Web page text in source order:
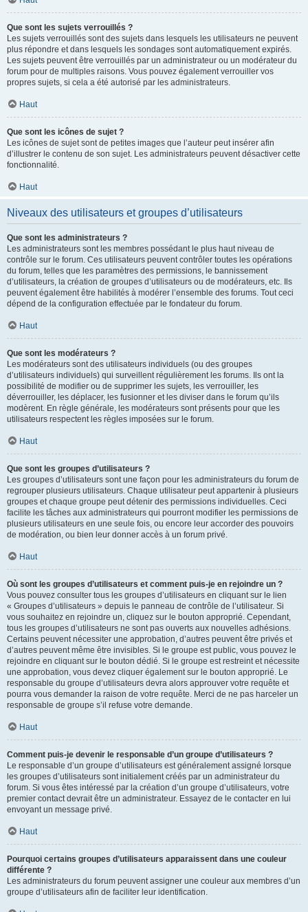
Que sont les sujets verrouillés ?
Les sujets verrouillés sont des sujets dans lesquels les utilisateurs ne peuvent
plus répondre et dans lesquels les sondages sont automatiquement expirés.
Les sujets peuvent être verrouillés par un administrateur ou un modérateur du
forum pour de multiples raisons. Vous pouvez également verrouiller vos
propres sujets, si cela a été autorisé par les administrateurs.
Haut
Que sont les icônes de sujet ?
Les icônes de sujet sont de petites images que l’auteur peut insérer afin
d’illustrer le contenu de son sujet. Les administrateurs peuvent désactiver cette
fonctionnalité.
Haut
Niveaux des utilisateurs et groupes d’utilisateurs
Que sont les administrateurs ?
Les administrateurs sont les membres possédant le plus haut niveau de
contrôle sur le forum. Ces utilisateurs peuvent contrôler toutes les opérations
du forum, telles que les paramètres des permissions, le bannissement
d’utilisateurs, la création de groupes d’utilisateurs ou de modérateurs, etc. Ils
peuvent également être habilités à modérer l’ensemble des forums. Tout ceci
dépend de la configuration effectuée par le fondateur du forum.
Haut
Que sont les modérateurs ?
Les modérateurs sont des utilisateurs individuels (ou des groupes
d’utilisateurs individuels) qui surveillent régulièrement les forums. Ils ont la
possibilité de modifier ou de supprimer les sujets, les verrouiller, les
déverrouiller, les déplacer, les fusionner et les diviser dans le forum qu’ils
modèrent. En règle générale, les modérateurs sont présents pour que les
utilisateurs respectent les règles imposées sur le forum.
Haut
Que sont les groupes d’utilisateurs ?
Les groupes d’utilisateurs sont une façon pour les administrateurs du forum de
regrouper plusieurs utilisateurs. Chaque utilisateur peut appartenir à plusieurs
groupes et chaque groupe peut détenir des permissions individuelles. Ceci
facilite les tâches aux administrateurs qui pourront modifier les permissions de
plusieurs utilisateurs en une seule fois, ou encore leur accorder des pouvoirs
de modération, ou bien leur donner accès à un forum privé.
Haut
Où sont les groupes d’utilisateurs et comment puis-je en rejoindre un ?
Vous pouvez consulter tous les groupes d’utilisateurs en cliquant sur le lien
« Groupes d’utilisateurs » depuis le panneau de contrôle de l’utilisateur. Si
vous souhaitez en rejoindre un, cliquez sur le bouton approprié. Cependant,
tous les groupes d’utilisateurs ne sont pas ouverts aux nouvelles adhésions.
Certains peuvent nécessiter une approbation, d’autres peuvent être privés et
d’autres peuvent même être invisibles. Si le groupe est public, vous pouvez le
rejoindre en cliquant sur le bouton dédié. Si le groupe est restreint et nécessite
une approbation, vous devez cliquer également sur le bouton approprié. Le
responsable du groupe d’utilisateurs devra alors approuver votre requête et
pourra vous demander la raison de votre requête. Merci de ne pas harceler un
responsable de groupe s’il refuse votre demande.
Haut
Comment puis-je devenir le responsable d’un groupe d’utilisateurs ?
Le responsable d’un groupe d’utilisateurs est généralement assigné lorsque
les groupes d’utilisateurs sont initialement créés par un administrateur du
forum. Si vous êtes intéressé par la création d’un groupe d’utilisateurs, votre
premier contact devrait être un administrateur. Essayez de le contacter en lui
envoyant un message privé.
Haut
Pourquoi certains groupes d’utilisateurs apparaissent dans une couleur
différente ?
Les administrateurs du forum peuvent assigner une couleur aux membres d’un
groupe d’utilisateurs afin de faciliter leur identification.